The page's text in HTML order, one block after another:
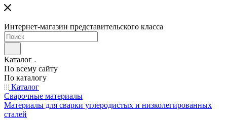
Интернет-магазин представительского класса
Каталог
По всему сайту
По каталогу
Каталог
Сварочные материалы
Материалы для сварки углеродистых и низколегированных
сталей